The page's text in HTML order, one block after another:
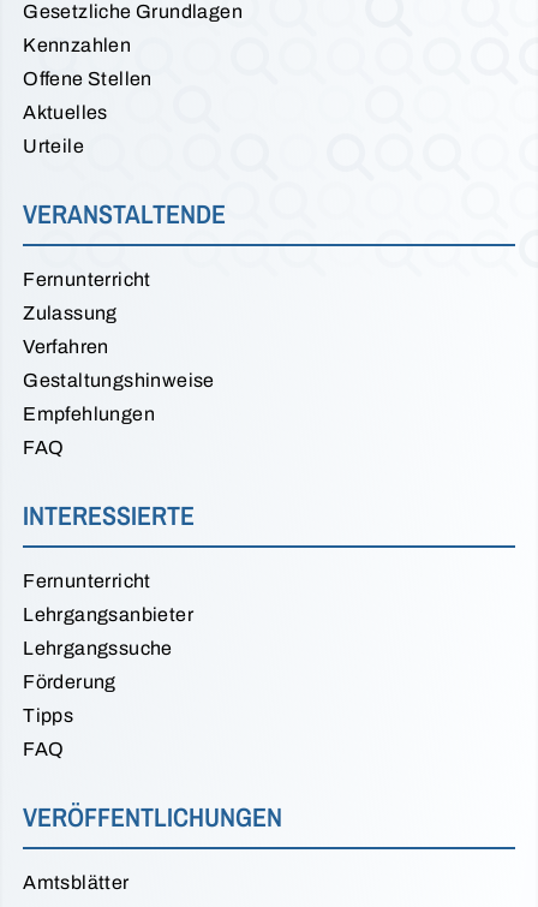
Gesetzliche Grundlagen
Kennzahlen
Offene Stellen
Aktuelles
Urteile
VERANSTALTENDE
Fernunterricht
Zulassung
Verfahren
Gestaltungshinweise
Empfehlungen
FAQ
INTERESSIERTE
Fernunterricht
Lehrgangsanbieter
Lehrgangssuche
Förderung
Tipps
FAQ
VERÖFFENTLICHUNGEN
Amtsblätter